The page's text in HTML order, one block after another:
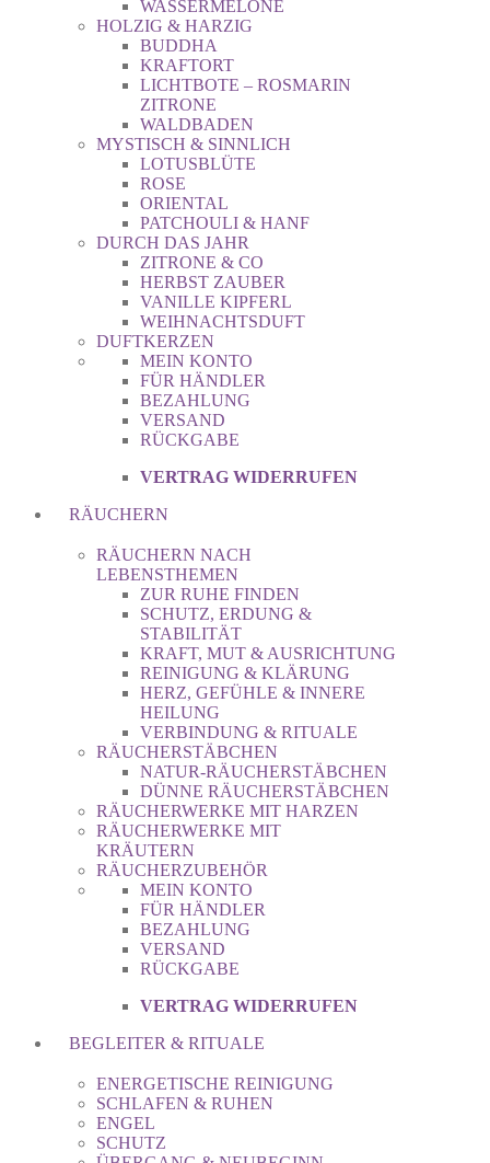
WASSERMELONE
HOLZIG & HARZIG
BUDDHA
KRAFTORT
LICHTBOTE – ROSMARIN
ZITRONE
WALDBADEN
MYSTISCH & SINNLICH
LOTUSBLÜTE
ROSE
ORIENTAL
PATCHOULI & HANF
DURCH DAS JAHR
ZITRONE & CO
HERBST ZAUBER
VANILLE KIPFERL
WEIHNACHTSDUFT
DUFTKERZEN
MEIN KONTO
FÜR HÄNDLER
BEZAHLUNG
VERSAND
RÜCKGABE
VERTRAG WIDERRUFEN
RÄUCHERN
RÄUCHERN NACH
LEBENSTHEMEN
ZUR RUHE FINDEN
SCHUTZ, ERDUNG &
STABILITÄT
KRAFT, MUT & AUSRICHTUNG
REINIGUNG & KLÄRUNG
HERZ, GEFÜHLE & INNERE
HEILUNG
VERBINDUNG & RITUALE
RÄUCHERSTÄBCHEN
NATUR-RÄUCHERSTÄBCHEN
DÜNNE RÄUCHERSTÄBCHEN
RÄUCHERWERKE MIT HARZEN
RÄUCHERWERKE MIT
KRÄUTERN
RÄUCHERZUBEHÖR
MEIN KONTO
FÜR HÄNDLER
BEZAHLUNG
VERSAND
RÜCKGABE
VERTRAG WIDERRUFEN
BEGLEITER & RITUALE
ENERGETISCHE REINIGUNG
SCHLAFEN & RUHEN
ENGEL
SCHUTZ